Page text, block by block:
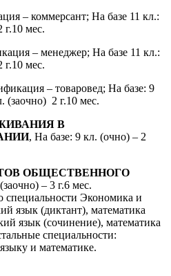
– коммерсант; На базе 11 кл.:
г.10 мес.
– менеджер; На базе 11 кл.:
г.10 мес.
– товаровед; На базе: 9
(заочно) 2 г.10 мес.
В
, На базе: 9 кл. (очно) – 2
ОБЩЕСТВЕННОГО
– 3 г.6 мес.
специальности Экономика и
язык (диктант), математика
язык (сочинение), математика
специальности:
и математике.